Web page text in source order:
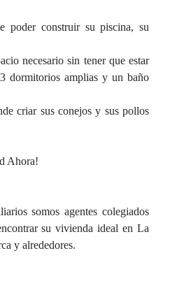
poder construir su piscina, su
necesario sin tener que estar
dormitorios amplias y un baño
criar sus conejos y sus pollos
Ahora!
somos agentes colegiados
su vivienda ideal en La
y alrededores.